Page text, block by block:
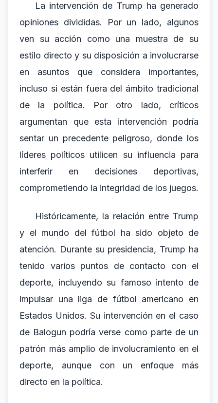
La intervención de Trump ha generado
opiniones divididas. Por un lado, algunos
ven su acción como una muestra de su
estilo directo y su disposición a involucrarse
en asuntos que considera importantes,
incluso si están fuera del ámbito tradicional
de la política. Por otro lado, críticos
argumentan que esta intervención podría
sentar un precedente peligroso, donde los
líderes políticos utilicen su influencia para
interferir en decisiones deportivas,
comprometiendo la integridad de los juegos.
Históricamente, la relación entre Trump
y el mundo del fútbol ha sido objeto de
atención. Durante su presidencia, Trump ha
tenido varios puntos de contacto con el
deporte, incluyendo su famoso intento de
impulsar una liga de fútbol americano en
Estados Unidos. Su intervención en el caso
de Balogun podría verse como parte de un
patrón más amplio de involucramiento en el
deporte, aunque con un enfoque más
directo en la política.